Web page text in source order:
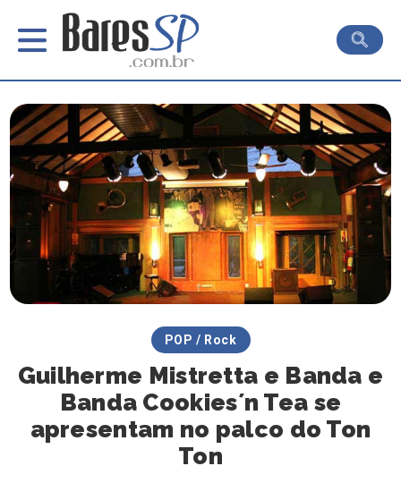
POP / Rock
Guilherme Mistretta e Banda e
Banda Cookies´n Tea se
apresentam no palco do Ton
Ton